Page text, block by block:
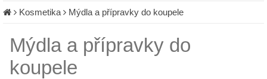
Kosmetika Mýdla a přípravky do koupele
Mýdla a přípravky do
koupele